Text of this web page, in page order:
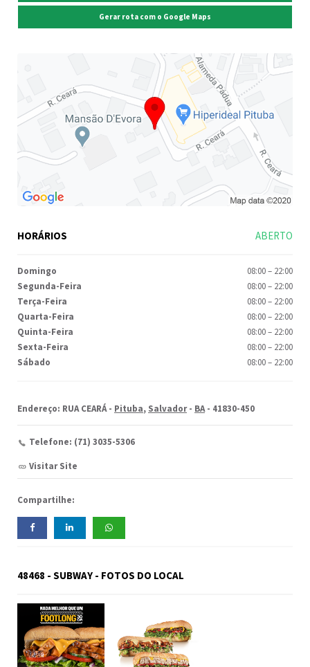
Endereço: RUA CEARÁ - Pituba, Salvador- BA- 41830-450
Telefone: (71) 3035-5306
Visitar Site
Compartilhe:
48468 - SUBWAY - FOTOS DO LOCAL
Gerar rota com o Google Maps
HORÁRIOS ABERTO
Domingo 08:00– 22:00
Segunda-Feira
08:00– 22:00
Terça-Feira
08:00– 22:00
Quarta-Feira
08:00– 22:00
Quinta-Feira
08:00– 22:00
Sexta-Feira
08:00– 22:00
Sábado
08:00– 22:00